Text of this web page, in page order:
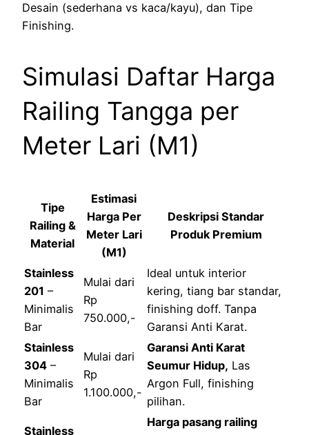
Desain (sederhana vs kaca/kayu), dan Tipe
Finishing.
Simulasi Daftar Harga
Railing Tangga per
Meter Lari (M1)
Tipe
Railing &
Material
Estimasi
Harga Per
Meter Lari
(M1)
Deskripsi Standar
Produk Premium
Stainless
201 –
Minimalis
Bar
Mulai dari
Rp
750.000,-
Ideal untuk interior
kering, tiang bar standar,
finishing doff. Tanpa
Garansi Anti Karat.
Stainless
304 –
Minimalis
Bar
Mulai dari
Rp
1.100.000,-
Garansi Anti Karat
Seumur Hidup, Las
Argon Full, finishing
pilihan.
Stainless
Harga pasang railing